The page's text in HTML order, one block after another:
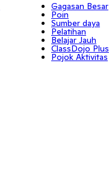
Gagasan Besar
Poin
Sumber daya
Pelatihan
Belajar Jauh
ClassDojo Plus
Pojok Aktivitas